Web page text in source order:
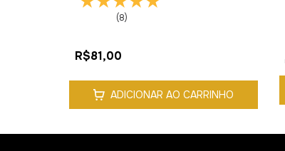
(8)
R$81,00
ADICIONAR AO CARRINHO